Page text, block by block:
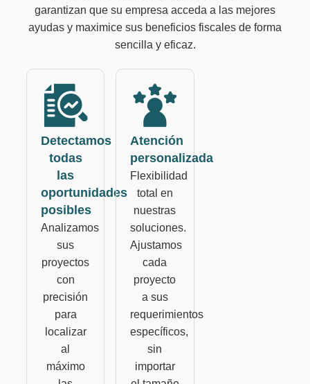
garantizan que su empresa acceda a las mejores
ayudas y maximice sus beneficios fiscales de forma
sencilla y eficaz.
Detectamos
todas
las
oportunidades
posibles
Analizamos
sus
proyectos
con
precisión
para
localizar
al
máximo
Atención
personalizada
Flexibilidad
total en
nuestras
soluciones.
Ajustamos
cada
proyecto
a sus
requerimientos
específicos,
sin
importar